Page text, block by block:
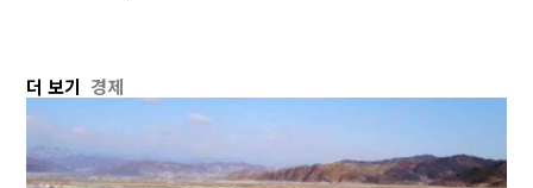
더 보기 경제